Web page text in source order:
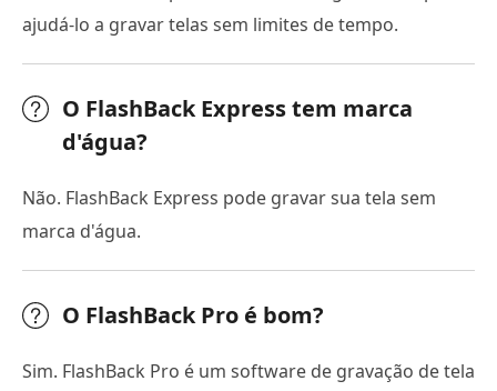
ajudá-lo a gravar telas sem limites de tempo.
O FlashBack Express tem marca
d'água?
Não. FlashBack Express pode gravar sua tela sem
marca d'água.
O FlashBack Pro é bom?
Sim. FlashBack Pro é um software de gravação de tela